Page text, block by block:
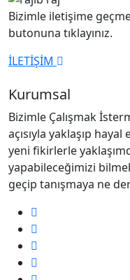
Bizimle iletişime
butonuna tıklayınız.
İLETİŞİM
Kurumsal
Bizimle Çalışmak
açısıyla yaklaşıp
yeni fikirlerle
yapabileceğimizi
geçip tanışmaya ne